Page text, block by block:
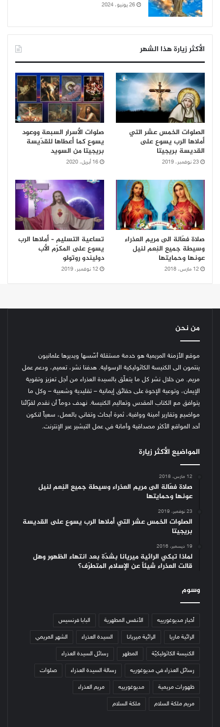
26 يونيو، 2024
الأكثر زيارة هذا الشهر
الصلوات الخمس عشر التي
أملاها الرب يسوع على
القديسة بريجيتا
23 نوفمبر، 2019
صلوات الأسرار السبعة ووعود
يسوع كما أعطاها للقدّيسة
بريجيتا من السويد
16 أبريل، 2020
صلاة فعّالة الى مريم العذراء
وسيطة جميع النِعم لنيل
عونها وحمايتها
12 مارس، 2018
تساعية التسليم – أملاها الرب
يسوع على المكرّم الأب
دوليندو روتولو
12 نوفمبر، 2019
من نحن
موقع الأزمنة المريمية هو خدمة مستقلة أسّسها ويديرها علمانيون
ينتمون الى الكنيسة الكاثوليكية الرسولية. هدفنا نشر، تعميم، ودعم عمل
مريم. من خلال نشر كل ما يتعلّق بالسيدة العذراء من أجل تعزيز وتقوية
الإيمان، وتوعية الإخوة على حقائق إيمانية – تقليدية وشعبية – وكل ما
يتوافق مع الكتاب المقدس وتعاليم الكنيسة. نهدف دوماً أن نقدم لقرّائنا
مواضيع وتقارير أمينة ووافية، ثمرة أبحاث وتفاني بالعمل، سعياً لنكون
أحد المواقع الأكثر مصداقية وأمانة في عمل التبشير عبر الإنترنت.
المواضيع الأكثر زيارة
12 مارس، 2018
صلاة فعّالة الى مريم العذراء وسيطة جميع النِعم لنيل
عونها وحمايتها
23 نوفمبر، 2019
الصلوات الخمس عشر التي أملاها الرب يسوع على القديسة
بريجيتا
19 ديسمبر، 2016
لماذا تبكي الرائية ميريانا بشدّة بعد انتهاء الظهور وهل
قالت العذراء شيئاً عن الإسلام المتطرّف؟
وسوم
أخبار مديوغورييه الأنفس المطهرية البابا فرنسيس
الرائية ماريا الرائية ميريانا السيدة العذراء الشهر المريمي
الكنيسة الكاثوليكيّة المطهر رسائل السيدة العذراء
رسائل العذراء في مديوغوريه رسالة السيدة العذراء صلوات
ظهورات مريمية مديوغورييه مريم العذراء
مريم ملكة السلام ملكة السلام